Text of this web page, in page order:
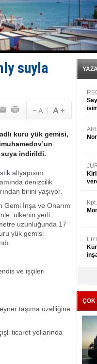
lider bayrak
süperyata
Limanı’ndan memnun
gemicilik faaliyetlerine
mavi sularında
Erçelik’ten ‘Çözüm Anahtarı’
suyla
kuru yük gemisi,
suya indirildi.
altyapısını
denizcilik
birini yaşıyor.
Gemi İnşa ve Onarım
ülkenin yerli
uzunluğunda 17
yük gemisi
ve işçileri
taşıma özelliğine
ticaret yollarında
ÇOK